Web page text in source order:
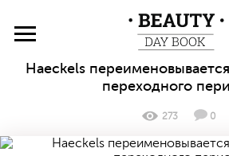
Haeckels
переходного
273 0